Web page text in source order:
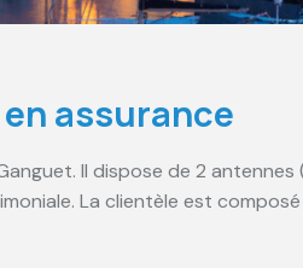
assurance
Il dispose de 2
La clientèle est